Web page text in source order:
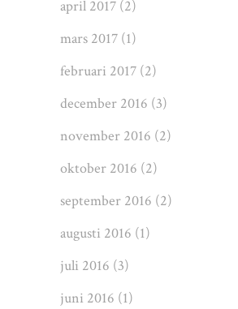
april 2017 (2)
mars 2017 (1)
februari 2017 (2)
december 2016 (3)
november 2016 (2)
oktober 2016 (2)
september 2016 (2)
augusti 2016 (1)
juli 2016 (3)
juni 2016 (1)